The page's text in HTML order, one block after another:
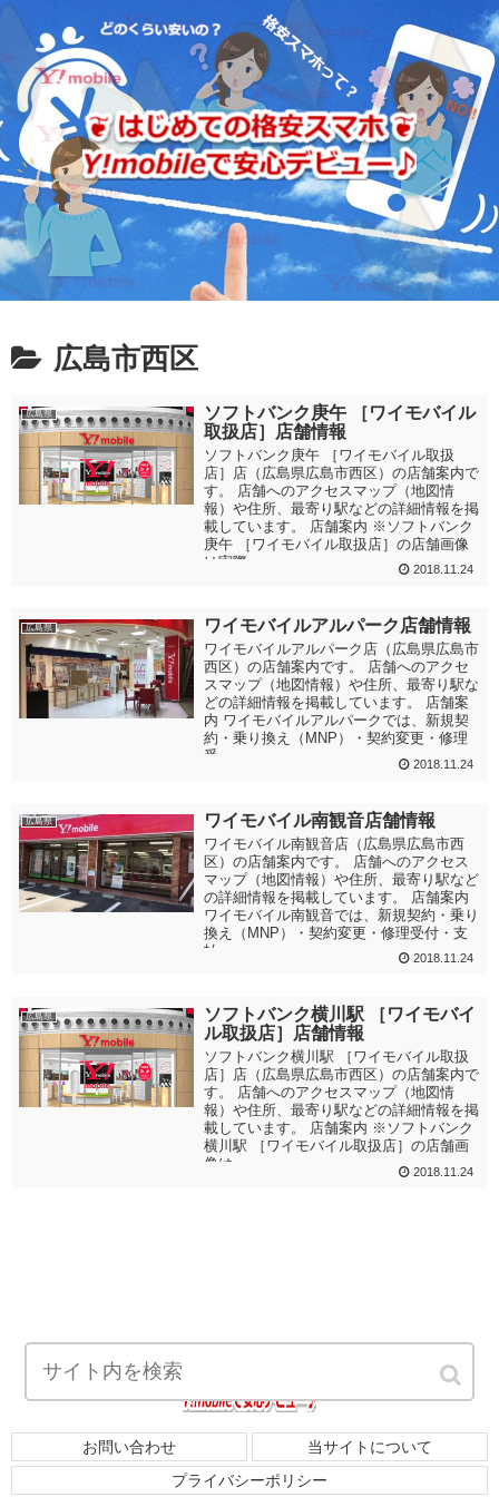
広島市西区
広島県
ソフトバンク庚午 ［ワイモバイル
取扱店］店舗情報
ソフトバンク庚午 ［ワイモバイル取扱
店］店（広島県広島市西区）の店舗案内で
す。 店舗へのアクセスマップ（地図情
報）や住所、最寄り駅などの詳細情報を掲
載しています。 店舗案内 ※ソフトバンク
庚午 ［ワイモバイル取扱店］の店舗画像
は実際...
2018.11.24
広島県 ワイモバイルアルパーク店舗情報
ワイモバイルアルパーク店（広島県広島市
西区）の店舗案内です。 店舗へのアクセ
スマップ（地図情報）や住所、最寄り駅な
どの詳細情報を掲載しています。 店舗案
内 ワイモバイルアルパークでは、新規契
約・乗り換え（MNP）・契約変更・修理
受...
2018.11.24
広島県 ワイモバイル南観音店舗情報
ワイモバイル南観音店（広島県広島市西
区）の店舗案内です。 店舗へのアクセス
マップ（地図情報）や住所、最寄り駅など
の詳細情報を掲載しています。 店舗案内
ワイモバイル南観音では、新規契約・乗り
換え（MNP）・契約変更・修理受付・支
払...
2018.11.24
広島県
ソフトバンク横川駅 ［ワイモバイ
ル取扱店］店舗情報
ソフトバンク横川駅 ［ワイモバイル取扱
店］店（広島県広島市西区）の店舗案内で
す。 店舗へのアクセスマップ（地図情
報）や住所、最寄り駅などの詳細情報を掲
載しています。 店舗案内 ※ソフトバンク
横川駅 ［ワイモバイル取扱店］の店舗画
像は...
2018.11.24
お問い合わせ
当サイトについて
プライバシーポリシー